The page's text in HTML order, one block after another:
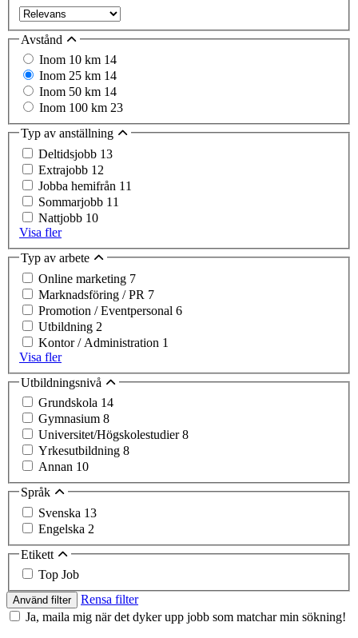
Avstånd
Inom 10 km 14
Inom 25 km 14
Inom 50 km 14
Inom 100 km 23
Typ av anställning
Deltidsjobb 13
Extrajobb 12
Jobba hemifrån 11
Sommarjobb 11
Nattjobb 10
Visa fler
Typ av arbete
Online marketing 7
Marknadsföring / PR 7
Promotion / Eventpersonal 6
Utbildning 2
Kontor / Administration 1
Visa fler
Utbildningsnivå
Grundskola 14
Gymnasium 8
Universitet/Högskolestudier8
Yrkesutbildning 8
Annan 10
Språk
Svenska 13
Engelska 2
Etikett
Top Job
Använd filter
Rensa filter
Ja, maila mig när det dyker upp jobb som matchar min sökning!